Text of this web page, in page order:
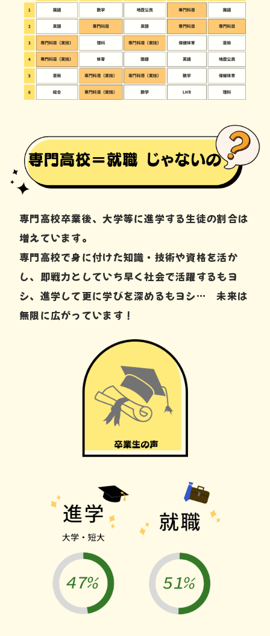
専門高校卒業後、大学等に進学する生徒の割合は
増えています。
専門高校で身に付けた知識・技術や資格を活か
し、即戦力としていち早く社会で活躍するもヨ
シ、進学して更に学びを深めるもヨシ… 未来は
無限に広がっています！